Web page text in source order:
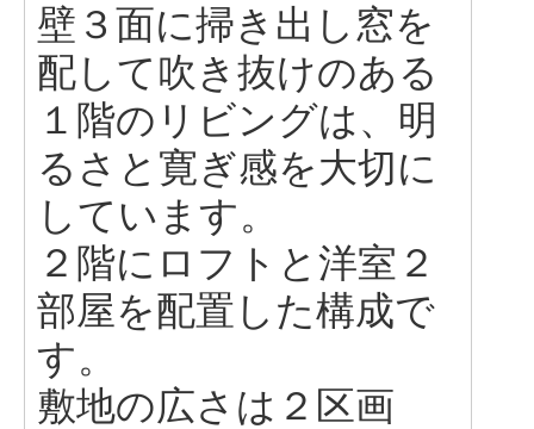
壁３面に掃き出し窓を
配して吹き抜けのある
１階のリビングは、明
るさと寛ぎ感を大切に
しています。
２階にロフトと洋室２
部屋を配置した構成で
す。
敷地の広さは２区画